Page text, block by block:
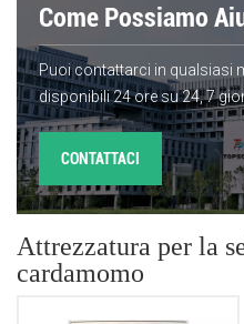
Come Possiamo
Puoi contattarci in qualsiasi
disponibili 24 ore su 24, 7
CONTATTACI
Attrezzatura per la
cardamomo